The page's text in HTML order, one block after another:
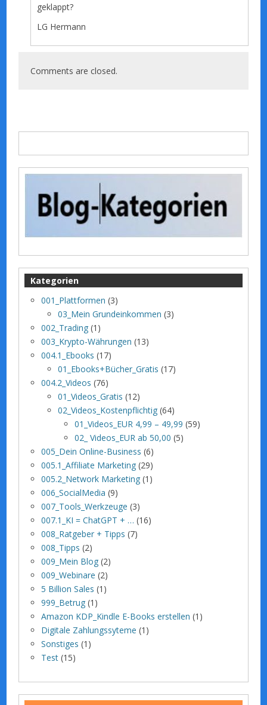
geklappt?
LG Hermann
Comments are closed.
Kategorien
001_Plattformen (3)
03_Mein Grundeinkommen (3)
002_Trading (1)
003_Krypto-Währungen (13)
004.1_Ebooks (17)
01_Ebooks+Bücher_Gratis (17)
004.2_Videos (76)
01_Videos_Gratis (12)
02_Videos_Kostenpflichtig (64)
01_Videos_EUR 4,99 – 49,99 (59)
02_ Videos_EUR ab 50,00 (5)
005_Dein Online-Business (6)
005.1_Affiliate Marketing (29)
005.2_Network Marketing (1)
006_SocialMedia (9)
007_Tools_Werkzeuge (3)
007.1_KI = ChatGPT + … (16)
008_Ratgeber + Tipps (7)
008_Tipps (2)
009_Mein Blog (2)
009_Webinare (2)
5 Billion Sales (1)
999_Betrug (1)
Amazon KDP_Kindle E-Books erstellen (1)
Digitale Zahlungssyteme (1)
Sonstiges (1)
Test (15)